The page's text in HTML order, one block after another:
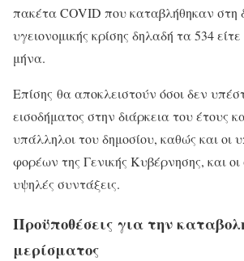
πακέτα COVID που καταβλήθηκαν στη
υγειονομικής κρίσης δηλαδή τα 534
μήνα.
Επίσης θα αποκλειστούν όσοι δεν
εισοδήματος στην διάρκεια του έτους
υπάλληλοι του δημοσίου, καθώς και οι
φορέων της Γενικής Κυβέρνησης, και οι
υψηλές συντάξεις.
Προϋποθέσεις για την
μερίσματος